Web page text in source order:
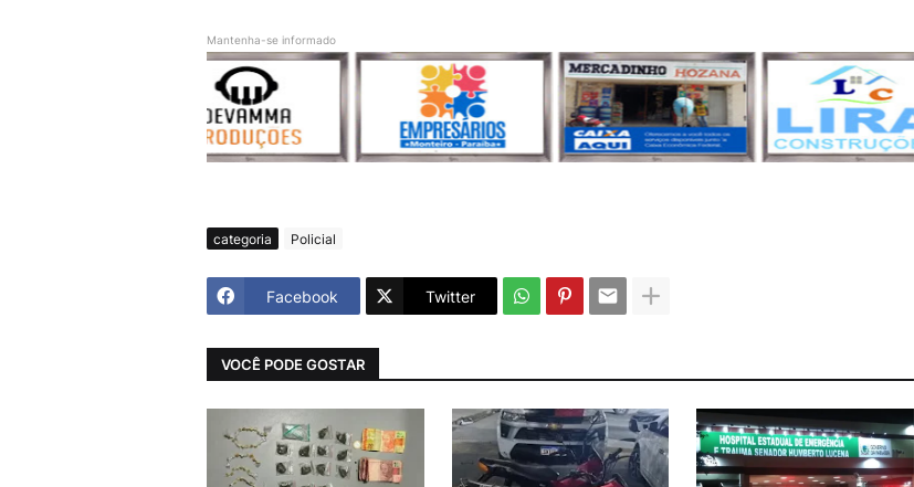
Mantenha-se informado
categoria Policial
Facebook Twitter
VOCÊ PODE GOSTAR